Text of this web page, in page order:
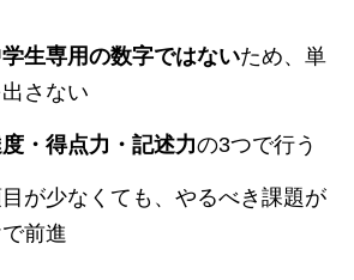
生専用の数字ではないため、単
さない
・得点力・記述力の3つで行う
が少なくても、やるべき課題が
前進